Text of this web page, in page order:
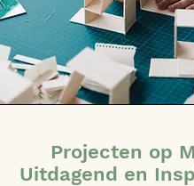
Projecten op
Uitdagend en